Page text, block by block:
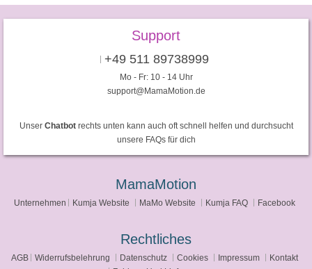
Support
+49 511 89738999
Mo - Fr: 10 - 14 Uhr
support@MamaMotion.de
Unser Chatbotrechts unten kann auch oft schnell helfen und durchsucht
unsere FAQs für dich
MamaMotion
Unternehmen Kumja Website MaMo Website Kumja FAQ Facebook
Rechtliches
AGB Widerrufsbelehrung Datenschutz Cookies Impressum
Kontakt